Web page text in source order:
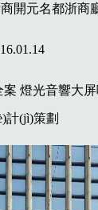
開元名都浙商
案 燈光音響大
計(jì)策劃